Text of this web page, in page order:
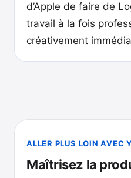
d’Apple de faire de
travail à la fois
créativement
ALLER PLUS LOIN AVEC
Maîtrisez la